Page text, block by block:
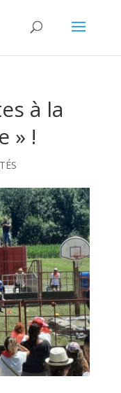
à la
» !